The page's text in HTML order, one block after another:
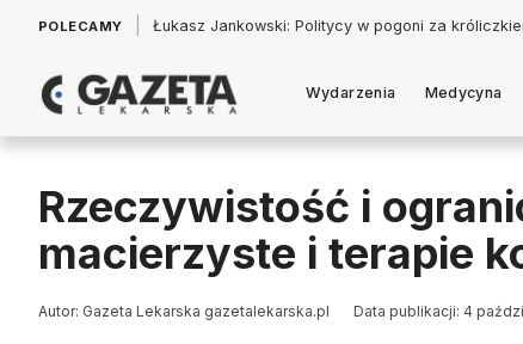
POLECAMY Łukasz Jankowski: Politycy w pogoni za
Wydarzenia Medycyna
Rzeczywistość i
macierzyste i terapie
Autor: Gazeta Lekarska gazetalekarska.pl Data publikacji: 4